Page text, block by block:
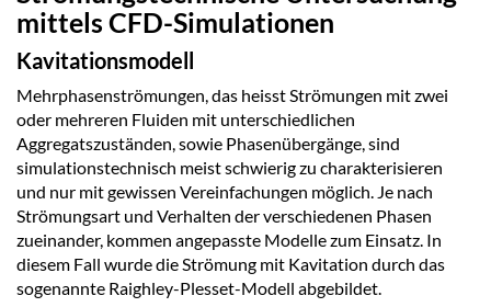
mittels CFD-Simulationen
Kavitationsmodell
Mehrphasenströmungen, das heisst Strömungen mit zwei
oder mehreren Fluiden mit unterschiedlichen
Aggregatszuständen, sowie Phasenübergänge, sind
simulationstechnisch meist schwierig zu charakterisieren
und nur mit gewissen Vereinfachungen möglich. Je nach
Strömungsart und Verhalten der verschiedenen Phasen
zueinander, kommen angepasste Modelle zum Einsatz. In
diesem Fall wurde die Strömung mit Kavitation durch das
sogenannte Raighley-Plesset-Modell abgebildet.